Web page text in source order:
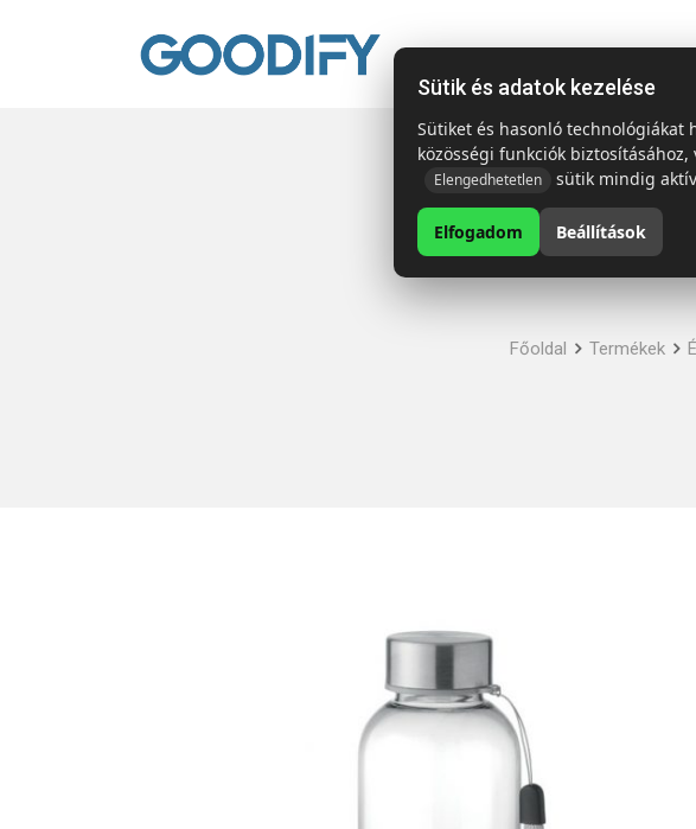
Kezdőlap Termékek
Főoldal Termékek
Sütik és adatok kezelése
Sütiket és hasonló technológiákat
közösségi funkciók
Elengedhetetlen sütik mindig
Elfogadom Beállítások